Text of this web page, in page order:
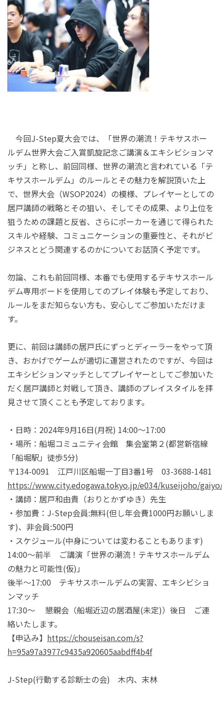
今回J-Step夏大会では、「世界の潮流！テキサスホー
ルデム世界大会ご入賞凱旋記念ご講演＆エキシビションマ
ッチ」と称し、前回同様、世界の潮流と言われている「テ
キサスホールデム」のルールとその魅力を解説頂いた上
で、世界大会（WSOP2024）の模様、プレイヤーとしての
居戸講師の戦略とその狙い、そしてその成果、より上位を
狙うための課題と反省、さらにポーカーを通じて得られた
スキルや経験、コミュニケーションの重要性と、それがビ
ジネスとどう関連するのかについてお話頂く予定です。
勿論、これも前回同様、本番でも使用するテキサスホール
デム専用ボードを使用してのプレイ体験も予定しており、
ルールをまだ知らない方も、安心してご参加いただけま
す。
更に、前回は講師の居戸氏にずっとディーラーをやって頂
き、おかげでゲームが適切に運営されたのですが、今回は
エキシビションマッチとしてプレイヤーとしてご参加いた
だく居戸講師と対戦して頂き、講師のプレイスタイルを拝
見させて頂くことも予定しております。
・日時：2024年9月16日(月祝) 14:00～17:00
・場所：船堀コミュニティ会館 集会室第２(都営新宿線
「船堀駅」徒歩5分)
〒134-0091 江戸川区船堀一丁目3番1号 03-3688-1481
https://www.city.edogawa.tokyo.jp/e034/kuseijoho/
・講師：居戸和由貴（おりとかずゆき）先生
・参加費：J-Step会員:無料(但し年会費1000円お願いしま
す)、非会員:500円
・スケジュール(中身については変わることもあります)
14:00～前半 ご講演「世界の潮流！テキサスホールデム
の魅力と可能性(仮)」
後半～17:00 テキサスホールデムの実習、エキシビショ
ンマッチ
17:30～ 懇親会（船堀近辺の居酒屋(未定)）後日 ご連
絡いたします。
【申込み】 https://chouseisan.com/s?
h=95a97a3977c9435a920605aabdff4b4f
J-Step(行動する診断士の会) 木内、末林